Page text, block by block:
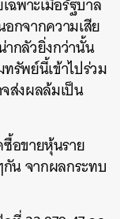
กจากความเสีย
กลัวยิ่งกว่านั้น
รัพย์นี้เข้าไปร่วม
ส่งผลล้มเป็น
อขายหุ้นราย
กัน จากผลกระทบ